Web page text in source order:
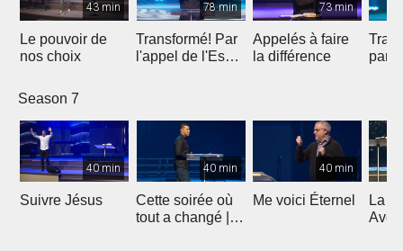
43 min
Le pouvoir de
nos choix
78 min
Transformé! Par
l'appel de l'Esprit
73 min
Appelés à faire
la différence
Season 7
40 min
Suivre Jésus
40 min
Cette soirée où
tout a changé |
40 min
Me voici Éternel
La